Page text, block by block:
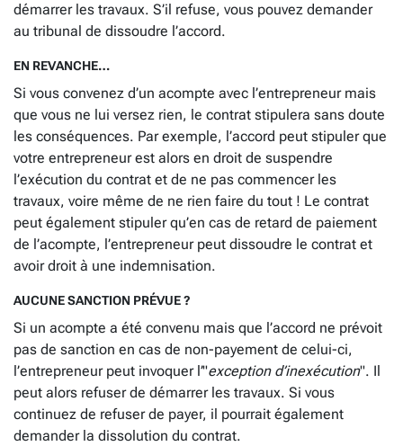
démarrer les travaux. S’il refuse, vous pouvez demander
au tribunal de dissoudre l’accord.
EN REVANCHE…
Si vous convenez d’un acompte avec l’entrepreneur mais
que vous ne lui versez rien, le contrat stipulera sans doute
les conséquences. Par exemple, l’accord peut stipuler que
votre entrepreneur est alors en droit de suspendre
l’exécution du contrat et de ne pas commencer les
travaux, voire même de ne rien faire du tout ! Le contrat
peut également stipuler qu’en cas de retard de paiement
de l’acompte, l’entrepreneur peut dissoudre le contrat et
avoir droit à une indemnisation.
AUCUNE SANCTION PRÉVUE ?
Si un acompte a été convenu mais que l’accord ne prévoit
pas de sanction en cas de non-payement de celui-ci,
l’entrepreneur peut invoquer l’"exception d’inexécution". Il
peut alors refuser de démarrer les travaux. Si vous
continuez de refuser de payer, il pourrait également
demander la dissolution du contrat.